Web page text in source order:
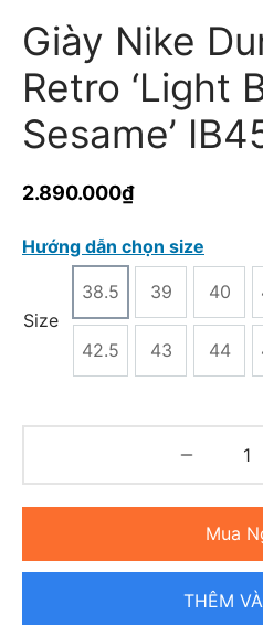
Giày Nike
Retro ‘Light
Sesame’
2.890.000₫
Hướng dẫn chọn size
Size
38.5 39 40
42.5 43 44
Mua
THÊM